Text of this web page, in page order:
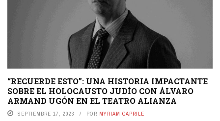
“RECUERDE ESTO”: UNA HISTORIA IMPACTANTE
SOBRE EL HOLOCAUSTO JUDÍO CON ÁLVARO
ARMAND UGÓN EN EL TEATRO ALIANZA
SEPTIEMBRE 17, 2023 POR MYRIAM CAPRILE